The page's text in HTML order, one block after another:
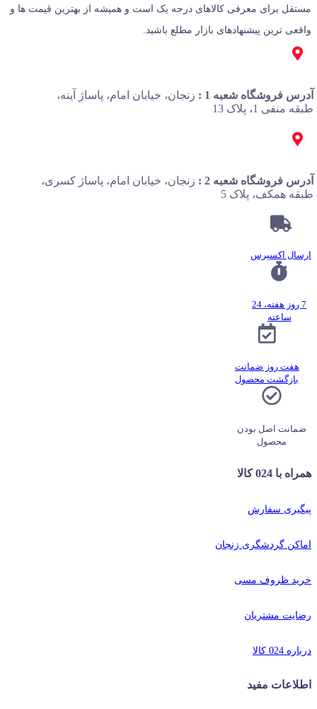
مستقل برای معرفی کالاهای درجه یک است و همیشه از بهترین قیمت‌ ها و
واقعی‌ ترین پیشنهادهای بازار مطلع باشید.
آدرس فروشگاه شعبه 1 :
زنجان، خیابان امام، پاساژ آینه،
طبقه منفی 1، پلاک 13
آدرس فروشگاه شعبه 2 :
زنجان، خیابان امام، پاساژ کسری،
طبقه همکف، پلاک 5
ارسال اکسپرس
7 روز هفته، 24
ساعته
هفت روز ضمانت
بازگشت محصول
ضمانت اصل بودن
محصول
همراه با 024 کالا
پیگیری سفارش
اماکن گردشگری زنجان
خرید ظروف مسی
رضایت مشتریان
درباره 024 کالا
اطلاعات مفید